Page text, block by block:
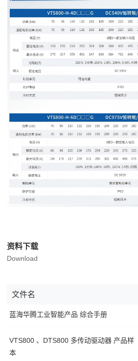
资料下载
Download
文件名
蓝海华腾工业智能产品 综合手册
VTS800 、DTS800 多传动驱动器 产品样
本